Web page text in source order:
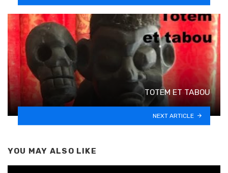
TOTEM ET TABOU
NEXT ARTICLE
YOU MAY ALSO LIKE